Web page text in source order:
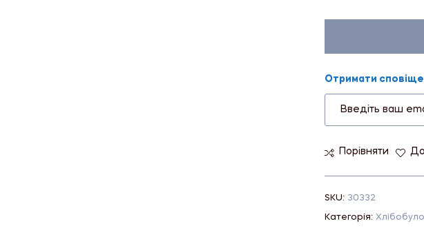
Отримати
Порівняти
SKU: 30332
Категорія: